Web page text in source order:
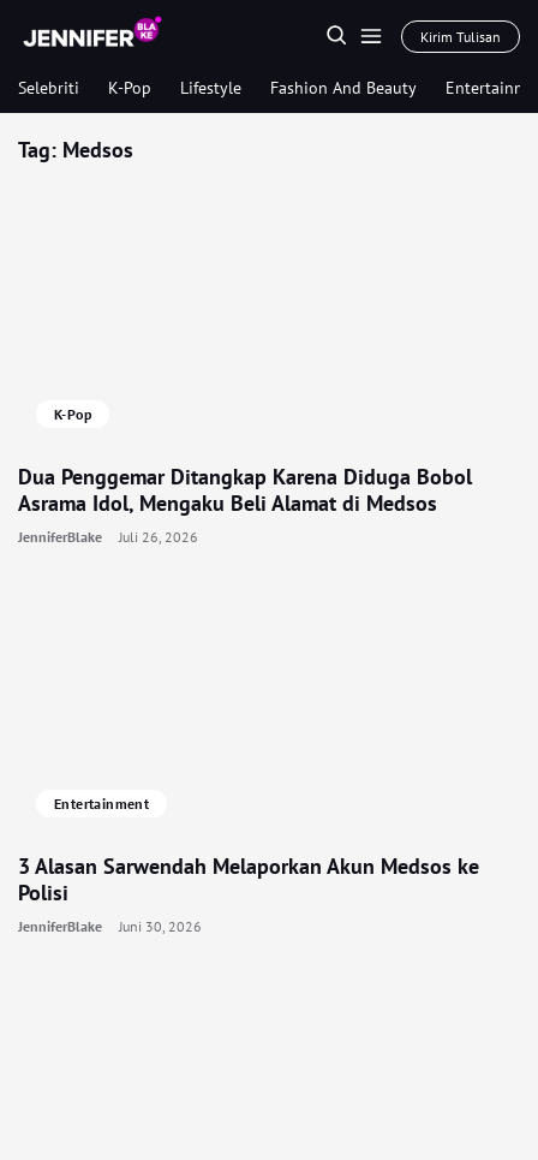
Kirim Tulisan
Selebriti K-Pop Lifestyle Fashion And Beauty
Tag: Medsos
K-Pop
Dua Penggemar Ditangkap Karena Diduga Bobol
Asrama Idol, Mengaku Beli Alamat di Medsos
JenniferBlake Juli 26, 2026
Entertainment
3 Alasan Sarwendah Melaporkan Akun Medsos ke
Polisi
JenniferBlake Juni 30, 2026